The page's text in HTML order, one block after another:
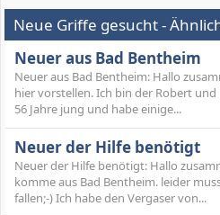
Neue Griffe gesucht -
Neuer aus Bad Bentheim
Neuer aus Bad Bentheim: Hallo
hier vorstellen. Ich bin der Robert
56 Jahre jung und habe einige...
Neuer der Hilfe benötigt
Neuer der Hilfe benötigt: Hallo
komme aus Bad Bentheim. leider
fallen;-) Ich habe den Vergaser von...